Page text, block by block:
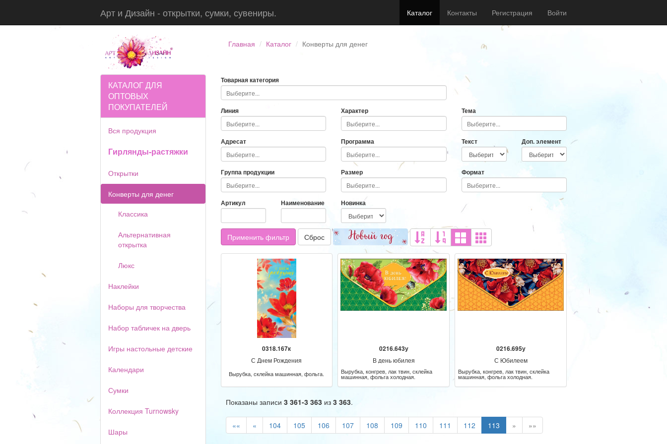
Арт и Дизайн - открытки, сумки, сувениры. Каталог Контакты Регистрация Войти
Главная Каталог Конверты для денег
КАТАЛОГ ДЛЯ
ОПТОВЫХ
ПОКУПАТЕЛЕЙ
Вся продукция
Гирлянды-растяжки
Открытки
Конверты для денег
Классика
Альтернативная
открытка
Люкс
Наклейки
Наборы для творчества
Набор табличек на дверь
Игры настольные детские
Календари
Сумки
Коллекция Turnowsky
Шары
Товарная категория
Линия Характер Тема
Адресат Программа Текст Доп. элемент
Группа продукции Размер Формат
Артикул Наименование Новинка
Применить фильтр Сброс
0318.167к
С Днем Рождения
Вырубка, склейка машинная, фольга.
0216.643у
В день юбилея
Вырубка, конгрев, лак твин, склейка
машинная, фольга холодная.
0216.695у
С Юбилеем
Вырубка, конгрев, лак твин, склейка
машинная, фольга холодная.
Показаны записи 3 361-3 363из 3 363.
«« « 104 105 106 107 108 109 110 111 112 113 » »»